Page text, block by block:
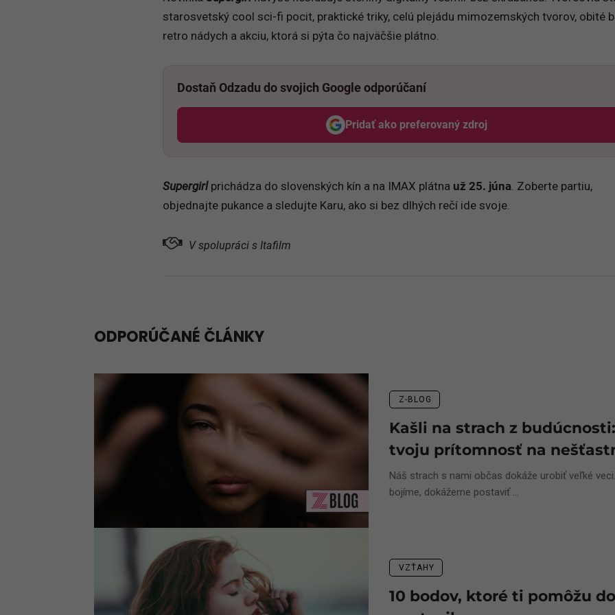
starosvetský cool sci-fi pocit, praktické triky, celú plejádu mimozemských tvorov, obité
retro nádych a akciu, ktorá si pýta čo najväčšie plátno.
Dostaň Odzadu do svojich Google odporúčaní
Pridať ako preferovaný zdroj
Odzadu, odkaz sa otvorí v novom okne
Supergirl prichádza do slovenských kín a na IMAX plátna už 25. júna . Zoberte partiu,
objednajte pukance a sledujte Karu, ako si bez dlhých rečí ide svoje.
V spolupráci s Itafilm
ODPORÚČANÉ ČLÁNKY
Z-BLOG
Kašli na strach z
tvoju prítomnosť na
Náš strach s nami občas dokáže urobiť veľké
bojíme, dokážeme postaviť ...
VZŤAHY
10 bodov, ktoré ti pomôžu